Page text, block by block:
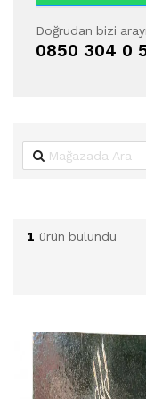
Doğrudan bizi
0850 304 0
1 ürün bulundu